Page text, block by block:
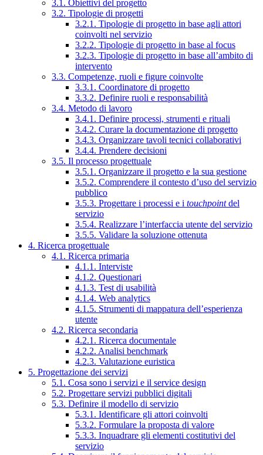
3.1. Obiettivi del progetto
3.2. Tipologie di progetti
3.2.1. Tipologie di progetto in base agli attori
coinvolti nel servizio
3.2.2. Tipologie di progetto in base al focus
3.2.3. Tipologie di progetto in base all’ambito di
intervento
3.3. Competenze, ruoli e figure coinvolte
3.3.1. Coordinatore di progetto
3.3.2. Definire ruoli e responsabilità
3.4. Metodo di lavoro
3.4.1. Definire processi, strumenti e rituali
3.4.2. Curare la documentazione di progetto
3.4.3. Organizzare tavoli tecnici collaborativi
3.4.4. Prendere decisioni
3.5. Il processo progettuale
3.5.1. Organizzare il progetto e la sua gestione
3.5.2. Comprendere il contesto d’uso del servizio
pubblico
3.5.3. Progettare i processi e i touchpointdel
servizio
3.5.4. Realizzare l’interfaccia utente del servizio
3.5.5. Validare la soluzione ottenuta
4. Ricerca progettuale
4.1. Ricerca primaria
4.1.1. Interviste
4.1.2. Questionari
4.1.3. Test di usabilità
4.1.4. Web analytics
4.1.5. Strumenti di mappatura dell’esperienza
utente
4.2. Ricerca secondaria
4.2.1. Ricerca documentale
4.2.2. Analisi benchmark
4.2.3. Valutazione euristica
5. Progettazione dei servizi
5.1. Cosa sono i servizi e il service design
5.2. Progettare servizi pubblici digitali
5.3. Definire il modello di servizio
5.3.1. Identificare gli attori coinvolti
5.3.2. Formulare la proposta di valore
5.3.3. Inquadrare gli elementi costitutivi del
servizio